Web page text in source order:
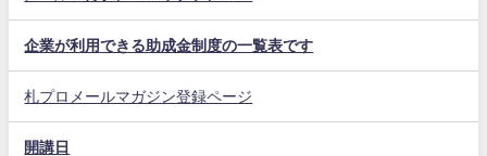
企業が利用できる助成金制度の一覧表です
札プロメールマガジン登録ページ
開講日